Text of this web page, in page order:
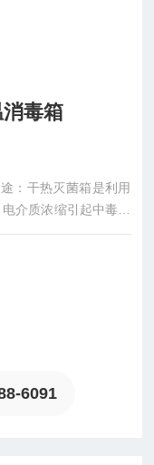
毒箱
：干热灭菌箱是利用
介质浓缩引起中毒等
原生质，使微生物死
6091